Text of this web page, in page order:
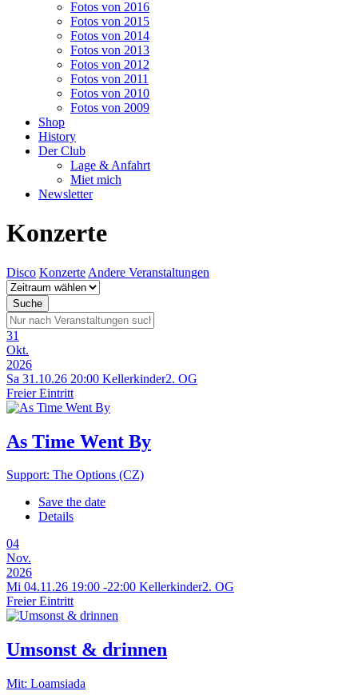
Fotos von 2016
Fotos von 2015
Fotos von 2014
Fotos von 2013
Fotos von 2012
Fotos von 2011
Fotos von 2010
Fotos von 2009
Shop
History
Der Club
Lage & Anfahrt
Miet mich
Newsletter
Konzerte
Disco Konzerte Andere Veranstaltungen
31
Okt.
2026
Sa 31.10.26 20:00 Kellerkinder2. OG
Freier Eintritt
As Time Went By
Support: The Options (CZ)
Save the date
Details
04
Nov.
2026
Mi 04.11.26 19:00 -22:00 Kellerkinder2. OG
Freier Eintritt
Umsonst & drinnen
Mit: Loamsiada